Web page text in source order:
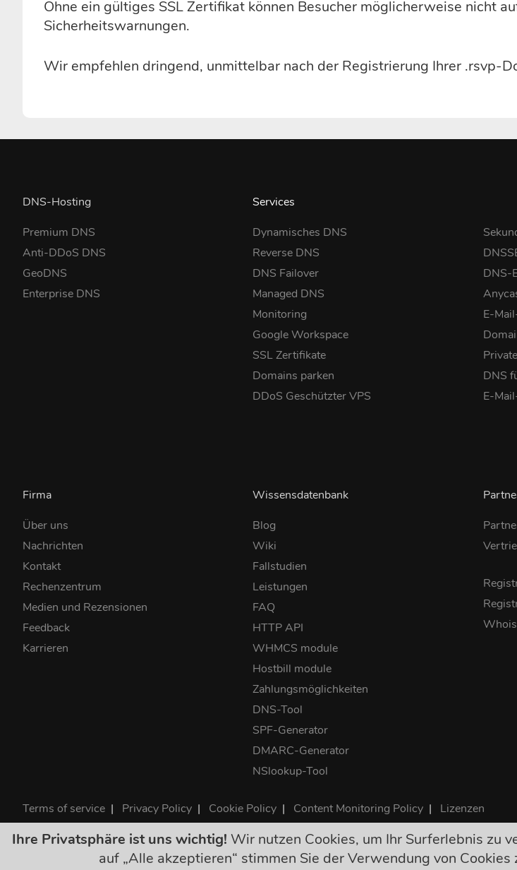
Ohne ein gültiges SSL Zertifikat können Besucher möglicherweise nicht
Sicherheitswarnungen.
Wir empfehlen dringend, unmittelbar nach der Registrierung Ihrer .rsvp-
DNS-Hosting
Premium DNS
Anti-DDoS DNS
GeoDNS
Enterprise DNS
Services
Dynamisches DNS
Reverse DNS
DNS Failover
Managed DNS
Monitoring
Google Workspace
SSL Zertifikate
Domains parken
DDoS Geschützter VPS
DNS-
E-
DNS
E-
Firma
Über uns
Nachrichten
Kontakt
Rechenzentrum
Medien und Rezensionen
Feedback
Karrieren
Wissensdatenbank
Blog
Wiki
Fallstudien
Leistungen
FAQ
HTTP API
WHMCS module
Hostbill module
Zahlungsmöglichkeiten
DNS-Tool
SPF-Generator
DMARC-Generator
NSlookup-Tool
Whois
Terms of service | Privacy Policy | Cookie Policy | Content Monitoring Policy | Lizenzen
©2026 ClouDNS
Alle Preise sind endgültig und enthalten alle benötigten
Ihre Privatsphäre ist uns wichtig! Wir nutzen Cookies, um Ihr Surferlebnis zu
auf „Alle akzeptieren“ stimmen Sie der Verwendung von Cookies